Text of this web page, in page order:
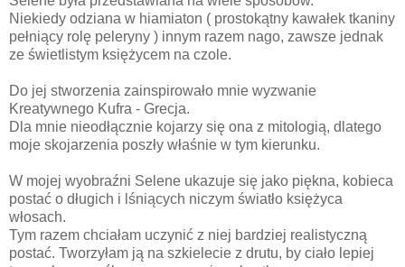
Niekiedy odziana w hiamiaton ( prostokątny kawałek tkaniny
pełniący rolę peleryny ) innym razem nago, zawsze jednak
ze świetlistym księżycem na czole.
Do jej stworzenia zainspirowało mnie wyzwanie
Kreatywnego Kufra - Grecja.
Dla mnie nieodłącznie kojarzy się ona z mitologią, dlatego
moje skojarzenia poszły właśnie w tym kierunku.
W mojej wyobraźni Selene ukazuje się jako piękna, kobieca
postać o długich i lśniących niczym światło księżyca
włosach.
Tym razem chciałam uczynić z niej bardziej realistyczną
postać. Tworzyłam ją na szkielecie z drutu, by ciało lepiej